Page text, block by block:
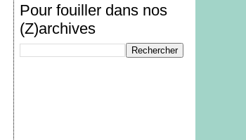
Pour fouiller dans nos
(Z)archives